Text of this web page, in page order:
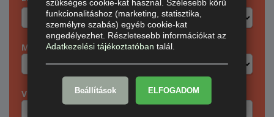
Megye:
Város:
funkcionalitáshoz (marketing, statisztika,
személyre szabás) egyéb cookie-kat
engedélyezhet. Részletesebb információkat az
Adatkezelési tájékoztatóban talál.
Beállítások ELFOGADOM